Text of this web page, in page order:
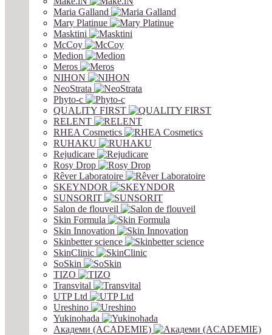
Maria Galland
Mary Platinue
Masktini
McCoy
Medion
Meros
NIHON
NeoStrata
Phyto-c
QUALITY FIRST
RELENT
RHEA Cosmetics
RUHAKU
Rejudicare
Rosy Drop
Rêver Laboratoire
SKEYNDOR
SUNSORIT
Salon de flouveil
Skin Formula
Skin Innovation
Skinbetter science
SkinСlinic
SoSkin
TIZO
Transvital
UTP Ltd
Ureshino
Yukinohada
Академи (ACADEMIE)